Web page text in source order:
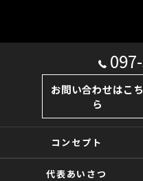
お問い合わせはこち
ら
コンセプト
代表あいさつ